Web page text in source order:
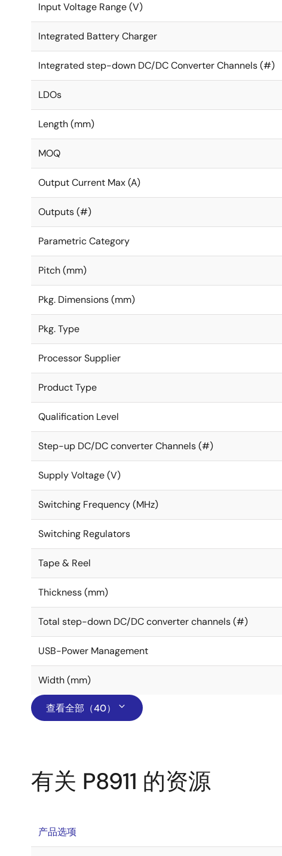
Input Voltage Range (V)
Integrated Battery Charger
Integrated step-down DC/DC Converter Channels (#)
LDOs
Length (mm)
MOQ
Output Current Max (A)
Outputs (#)
Parametric Category
Pitch (mm)
Pkg. Dimensions (mm)
Pkg. Type
Processor Supplier
Product Type
Qualification Level
Step-up DC/DC converter Channels (#)
Supply Voltage (V)
Switching Frequency (MHz)
Switching Regulators
Tape & Reel
Thickness (mm)
Total step-down DC/DC converter channels (#)
USB-Power Management
Width (mm)
查看全部（40）
有关 P8911 的资源
产品选项